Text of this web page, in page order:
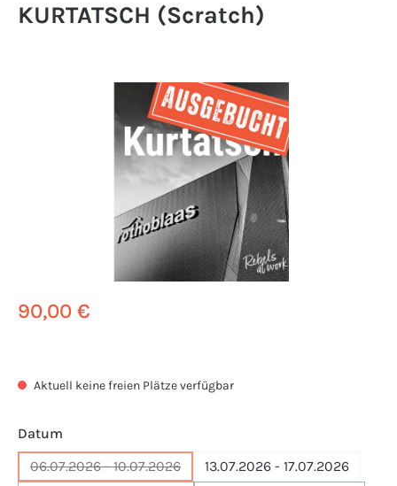
KURTATSCH (Scratch)
Bildergalerie überspringen
90,00 €
Aktuell keine freien Plätze verfügbar
Datum
06.07.2026 - 10.07.2026
(Diese Option ist zurzeit nicht verfügbar.)
13.07.2026 - 17.07.2026